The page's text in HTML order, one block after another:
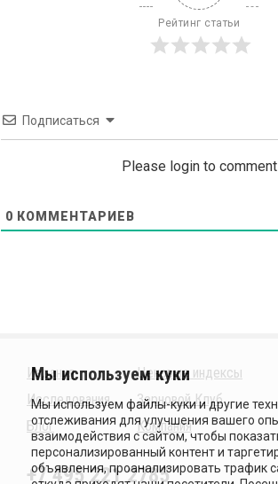
Рейтинг статьи
Подписаться
Please login to comment
0 КОММЕНТАРИЕВ
Издания
Исследования
Блог
Ценовые индексы
Зерновой Клуб
Компания
+7 495 221 2785